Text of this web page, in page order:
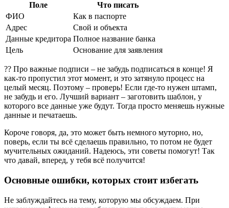
Поле
Что писать
ФИО
Как в паспорте
Адрес
Свой и объекта
Данные кредитора Полное название банка
Цель
Основание для заявления
?? Про важные подписи – не забудь подписаться в конце! Я
как-то пропустил этот момент, и это затянуло процесс на
целый месяц. Поэтому – проверь! Если где-то нужен штамп,
не забудь и его. Лучший вариант – заготовить шаблон, у
которого все данные уже будут. Тогда просто меняешь нужные
данные и печатаешь.
Короче говоря, да, это может быть немного муторно, но,
поверь, если ты всё сделаешь правильно, то потом не будет
мучительных ожиданий. Надеюсь, эти советы помогут! Так
что давай, вперед, у тебя всё получится!
Основные ошибки, которых стоит избегать
Не заблуждайтесь на тему, которую мы обсуждаем. При